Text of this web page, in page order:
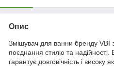
Опис
Змішувач для ванни бренду VBI
поєднання стилю та надійності.
гарантує довговічність і високу